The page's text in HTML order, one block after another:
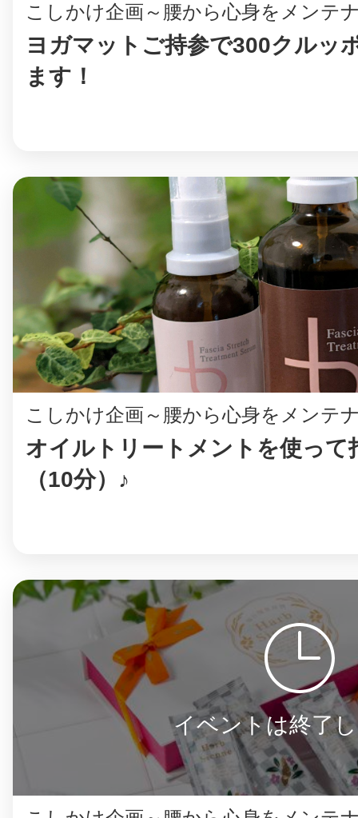
こしかけ企画～腰から心身をメンテ
ヨガマットご持参で300クルッ
ます！
こしかけ企画～腰から心身をメンテ
オイルトリートメントを使って
（10分）♪
イベントは終了